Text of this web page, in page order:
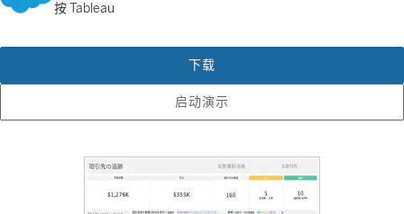
按 Tableau
启动演示
下载